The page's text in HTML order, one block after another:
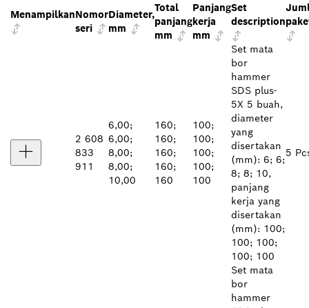
MenampilkanNomor
seri
Diameter,
mm
Total
panjang
mm
Panjang
kerja
mm
Set
description
2 608
833
911
6,00;
6,00;
8,00;
8,00;
10,00
160;
160;
160;
160;
160
100;
100;
100;
100;
100
Set mata
bor
hammer
SDS plus-
5X 5 buah,
diameter
yang
disertakan
(mm): 6; 6;
8; 8; 10,
panjang
kerja yang
disertakan
(mm): 100;
100; 100;
100; 100
5
Set mata
bor
hammer